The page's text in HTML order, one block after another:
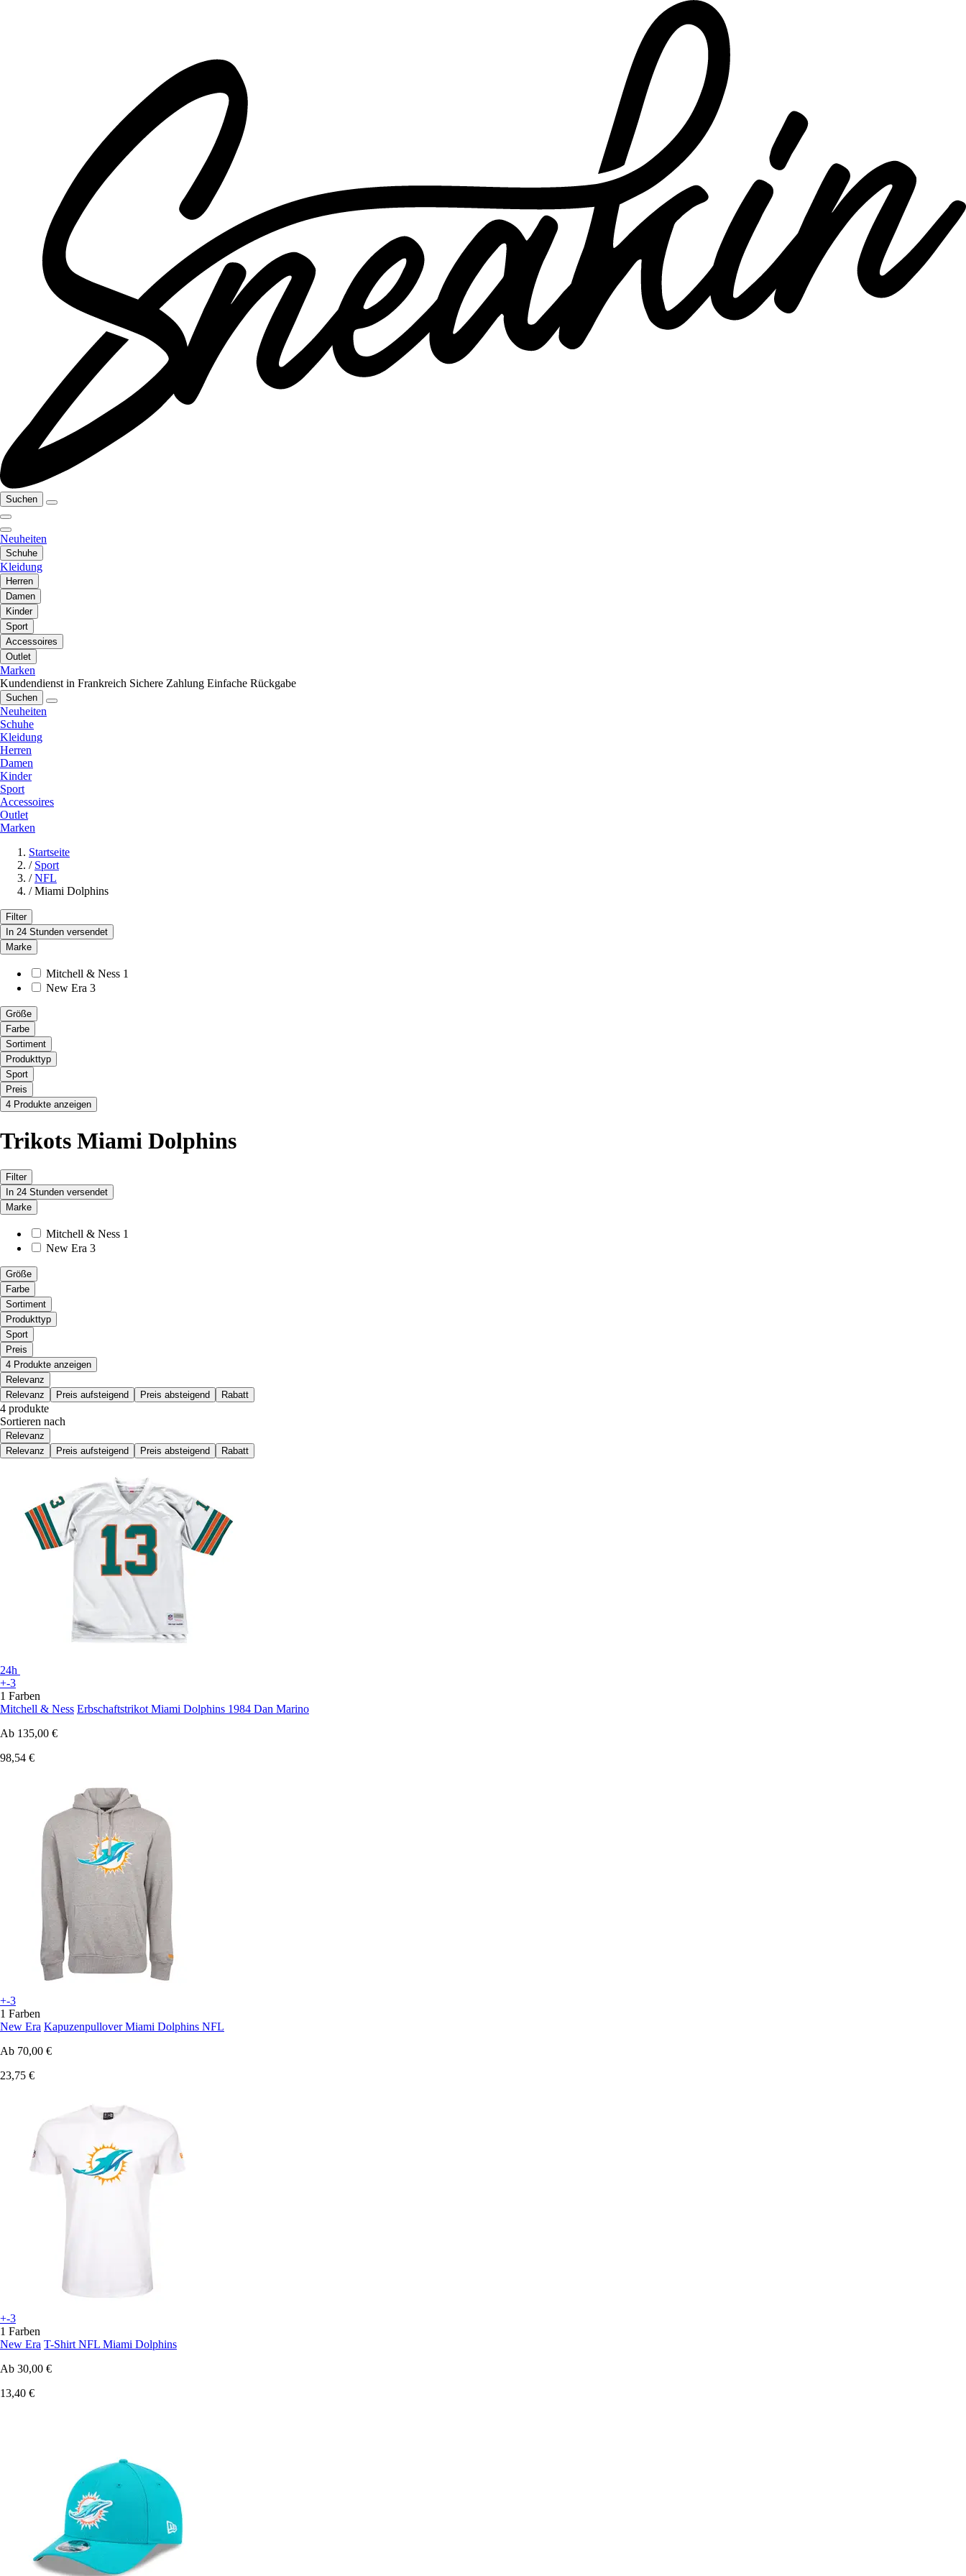
Suchen
Neuheiten
Schuhe
Kleidung
Herren
Damen
Kinder
Sport
Accessoires
Outlet
Marken
Kundendienst in Frankreich Sichere Zahlung Einfache Rückgabe
Suchen
Neuheiten
Schuhe
Kleidung
Herren
Damen
Kinder
Sport
Accessoires
Outlet
Marken
Startseite
/ Sport
/ NFL
/ Miami Dolphins
Filter
In 24 Stunden versendet
Marke
Mitchell & Ness 1
New Era 3
Größe
Farbe
Sortiment
Produkttyp
Sport
Preis
4 Produkte anzeigen
Trikots Miami Dolphins
Filter
In 24 Stunden versendet
Marke
Mitchell & Ness 1
New Era 3
Größe
Farbe
Sortiment
Produkttyp
Sport
Preis
4 Produkte anzeigen
Relevanz
Relevanz
Preis aufsteigend Preis absteigend Rabatt
4 produkte
Sortieren nach
Relevanz
Relevanz
Preis aufsteigend Preis absteigend Rabatt
24h
+-3
1 Farben
Mitchell & Ness Erbschaftstrikot Miami Dolphins 1984 Dan Marino
Ab 135,00 €
98,54 €
+-3
1 Farben
New Era Kapuzenpullover Miami Dolphins NFL
Ab 70,00 €
23,75 €
+-3
1 Farben
New Era T-Shirt NFL Miami Dolphins
Ab 30,00 €
13,40 €